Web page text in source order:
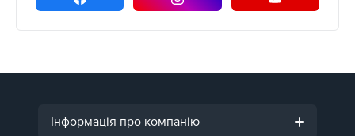
Інформація про компанію